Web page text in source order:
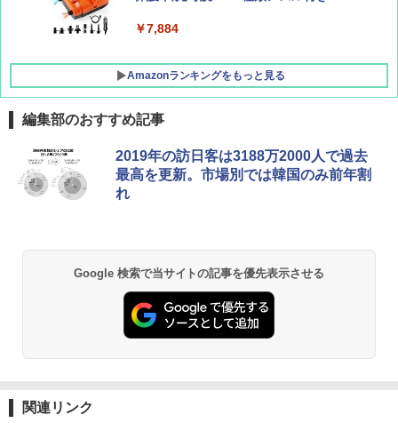
￥-
￥7,884
Amazonランキングをもっと見る
編集部のおすすめ記事
2019年の訪日客は3188万2000人で過去
最高を更新。市場別では韓国のみ前年割
れ
Google 検索で当サイトの記事を優先表示させる
関連リンク